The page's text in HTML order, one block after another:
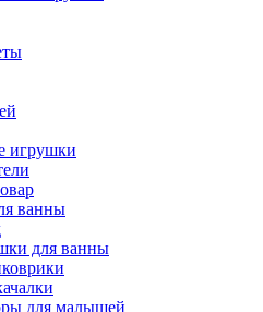
игрушки
ванны
для ванны
для малышей